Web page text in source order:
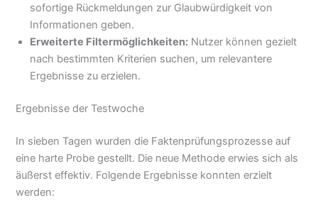
sofortige Rückmeldungen zur Glaubwürdigkeit von
Informationen geben.
Erweiterte Filtermöglichkeiten: Nutzer können gezielt
nach bestimmten Kriterien suchen, um relevantere
Ergebnisse zu erzielen.
Ergebnisse der Testwoche
In sieben Tagen wurden die Faktenprüfungsprozesse auf
eine harte Probe gestellt. Die neue Methode erwies sich als
äußerst effektiv. Folgende Ergebnisse konnten erzielt
werden: